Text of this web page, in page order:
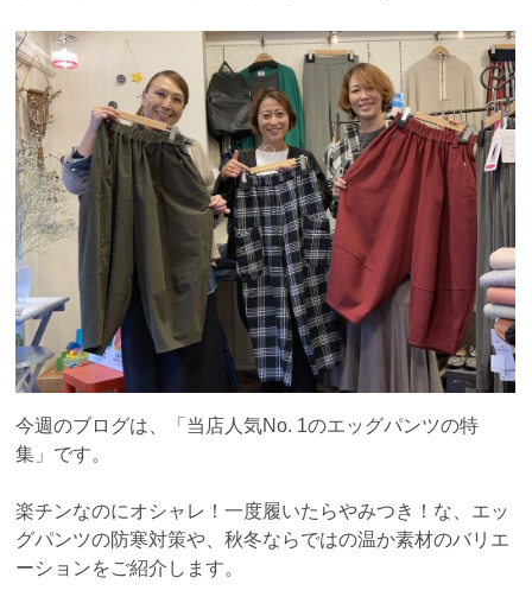
今週のブログは、「当店人気No. 1のエッグパンツの特
集」です。
楽チンなのにオシャレ！一度履いたらやみつき！な、エッ
グパンツの防寒対策や、秋冬ならではの温か素材のバリエ
ーションをご紹介します。